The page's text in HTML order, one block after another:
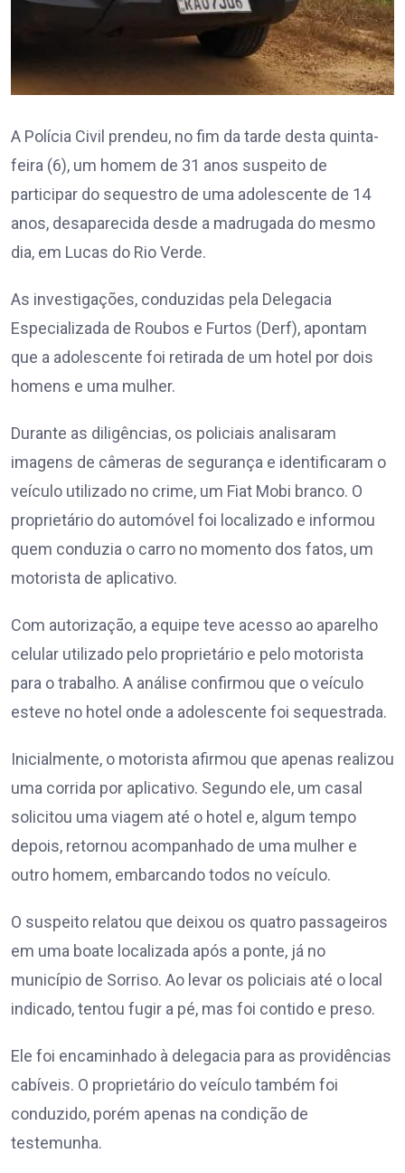
A Polícia Civil prendeu, no fim da tarde desta quinta-
feira (6), um homem de 31 anos suspeito de
participar do sequestro de uma adolescente de 14
anos, desaparecida desde a madrugada do mesmo
dia, em Lucas do Rio Verde.
As investigações, conduzidas pela Delegacia
Especializada de Roubos e Furtos (Derf), apontam
que a adolescente foi retirada de um hotel por dois
homens e uma mulher.
Durante as diligências, os policiais analisaram
imagens de câmeras de segurança e identificaram o
veículo utilizado no crime, um Fiat Mobi branco. O
proprietário do automóvel foi localizado e informou
quem conduzia o carro no momento dos fatos, um
motorista de aplicativo.
Com autorização, a equipe teve acesso ao aparelho
celular utilizado pelo proprietário e pelo motorista
para o trabalho. A análise confirmou que o veículo
esteve no hotel onde a adolescente foi sequestrada.
Inicialmente, o motorista afirmou que apenas realizou
uma corrida por aplicativo. Segundo ele, um casal
solicitou uma viagem até o hotel e, algum tempo
depois, retornou acompanhado de uma mulher e
outro homem, embarcando todos no veículo.
O suspeito relatou que deixou os quatro passageiros
em uma boate localizada após a ponte, já no
município de Sorriso. Ao levar os policiais até o local
indicado, tentou fugir a pé, mas foi contido e preso.
Ele foi encaminhado à delegacia para as providências
cabíveis. O proprietário do veículo também foi
conduzido, porém apenas na condição de
testemunha.